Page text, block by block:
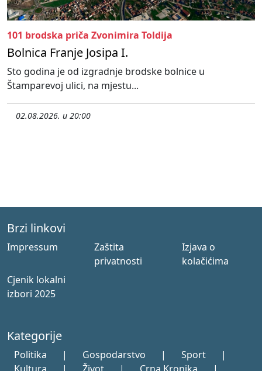
101 brodska priča Zvonimira Toldija
Bolnica Franje Josipa I.
Sto godina je od izgradnje brodske bolnice u
Štamparevoj ulici, na mjestu...
02.08.2026. u 20:00
Brzi linkovi
Impressum
Zaštita
privatnosti
Izjava o
kolačićima
Cjenik lokalni
izbori 2025
Kategorije
Politika | Gospodarstvo | Sport
|